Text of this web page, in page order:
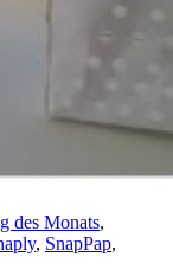
des Monats,
, SnapPap,